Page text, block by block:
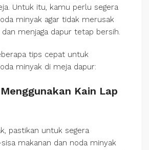
Untuk itu, kamu perlu segera
minyak agar tidak merusak
menjaga dapur tetap bersih.
tips cepat untuk
minyak di meja dapur:
Kain Lap
pastikan untuk segera
makanan dan noda minyak